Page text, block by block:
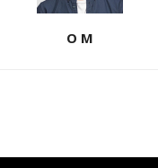
О М